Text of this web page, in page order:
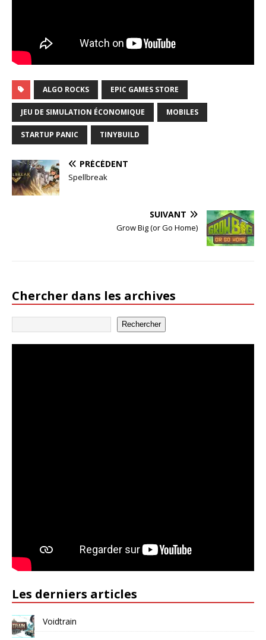
ALGO ROCKS EPIC GAMES STORE
JEU DE SIMULATION ÉCONOMIQUE MOBILES
STARTUP PANIC TINYBUILD
PRÉCÉDENT
Spellbreak
SUIVANT
Grow Big (or Go Home)
Chercher dans les archives
Rechercher
Les derniers articles
Voidtrain